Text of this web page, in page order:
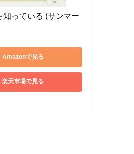
知っている (サンマー
Amazonで見る
楽天市場で見る